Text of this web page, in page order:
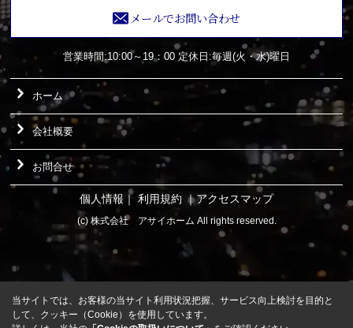
メールでお問い合わせ
営業時間:10:00～19：00 定休日:毎週(火・水)曜日
ホーム
会社概要
お問合せ
個人情報 ｜ 利用規約 ｜アクセスマップ
(c) 株式会社 アサイホーム All rights reserved.
当サイトでは、お客様の当サイト利用状況把握、サービス向上検討を目的と
して、クッキー（Cookie）を使用しています。